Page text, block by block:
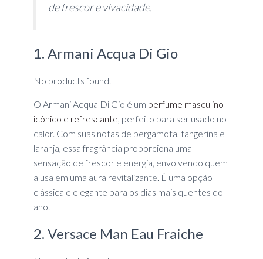
de frescor e vivacidade.
1. Armani Acqua Di Gio
No products found.
O Armani Acqua Di Gio é um perfume masculino
icônico e refrescante, perfeito para ser usado no
calor. Com suas notas de bergamota, tangerina e
laranja, essa fragrância proporciona uma
sensação de frescor e energia, envolvendo quem
a usa em uma aura revitalizante. É uma opção
clássica e elegante para os dias mais quentes do
ano.
2. Versace Man Eau Fraiche